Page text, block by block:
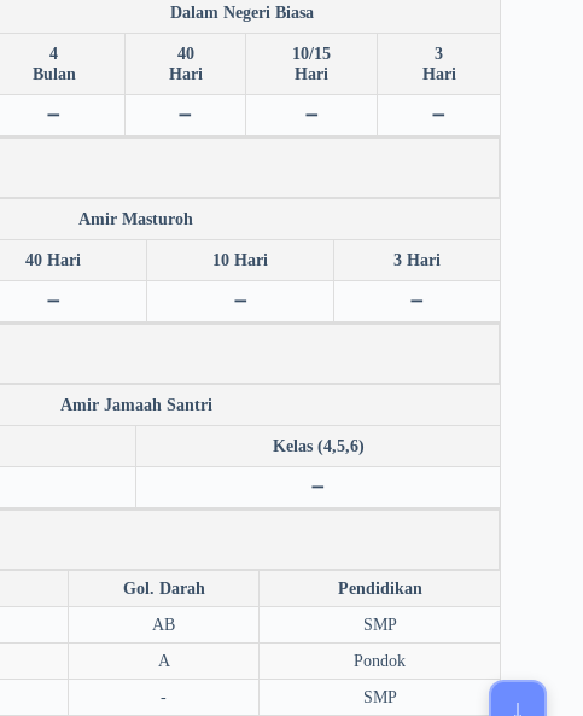
Dalam Negeri Biasa
4
Bulan
40
Hari
10/15
Hari
3
Hari
➖ ➖ ➖ ➖
Amir Masturoh
40 Hari 10 Hari 3 Hari
➖ ➖ ➖
Amir Jamaah Santri
Kelas (4,5,6)
➖
Gol. Darah
Pendidikan
AB
SMP
A
Pondok
- SMP